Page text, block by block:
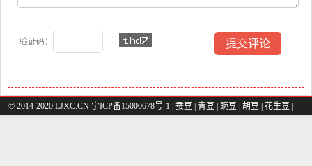
验证码：
© 2014-2020 LJXC.CN 宁ICP备15000678号-1 | 蚕豆 青豆 豌豆 胡豆 花生豆